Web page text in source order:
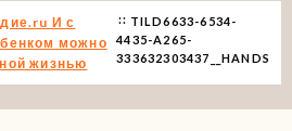
И с
можно
жизнью
TILD6633-6534-
4435-A265-
333632303437__HANDS